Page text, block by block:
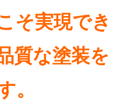
そ実現でき
質な塗装を
。